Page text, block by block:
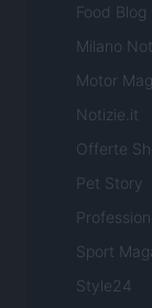
Food Blog
Milano
Motor
Notizie.it
Offerte
Pet Story
Sport
Style24